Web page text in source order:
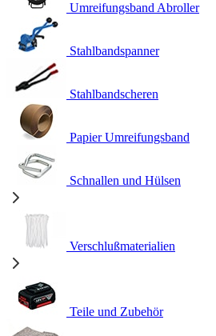
Umreifungsband Abroller
Stahlbandspanner
Stahlbandscheren
Papier Umreifungsband
Schnallen und Hülsen
Verschlußmaterialien
Teile und Zubehör